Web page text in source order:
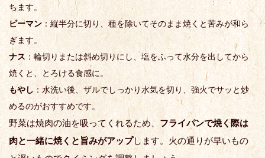
ちます。
ピーマン：縦半分に切り、種を除いてそのまま焼くと苦みが和ら
ぎます。
ナス ：輪切りまたは斜め切りにし、塩をふって水分を出してから
焼くと、とろける食感に。
もやし：水洗い後、ザルでしっかり水気を切り、強火でサッと炒
めるのがおすすめです。
野菜は焼肉の油を吸ってくれるため、フライパンで焼く際は
肉と一緒に焼くと旨みがアップします。火の通りが早いもの